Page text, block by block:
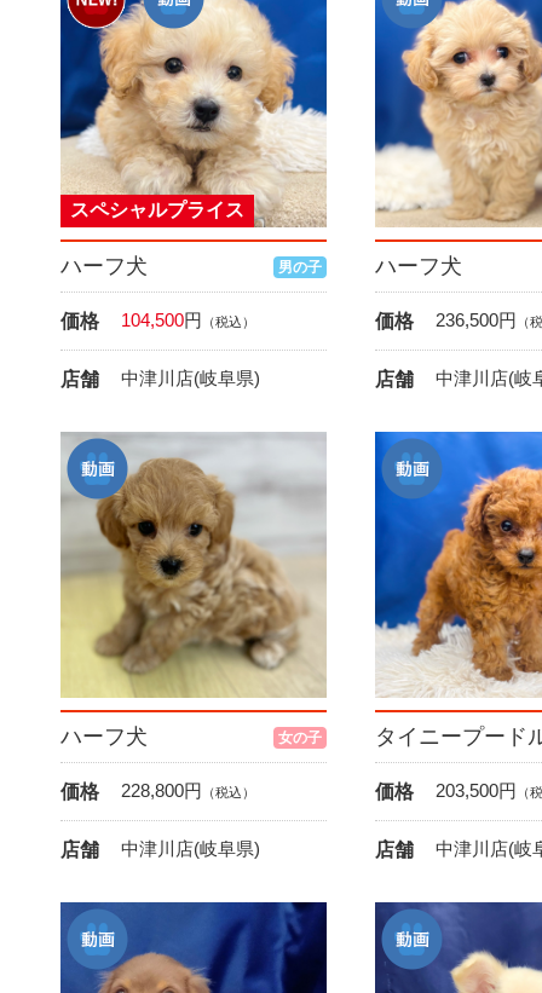
ハーフ犬 男の子
スペシャルプライス
価格 104,500円 （税込）
店舗 中津川店(岐阜県)
ハーフ犬
価格 236,500円 （
店舗 中津川店(岐
ハーフ犬 女の子
価格 228,800円 （税込）
店舗 中津川店(岐阜県)
タイニープード
価格 203,500円 （
店舗 中津川店(岐